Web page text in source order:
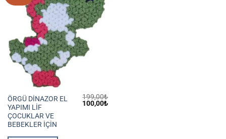
ÖRGÜ DİNAZOR EL
YAPIMI LİF
ÇOCUKLAR VE
BEBEKLER İÇİN
199,00₺
Orijinal
fiyat:
100,00₺Şu